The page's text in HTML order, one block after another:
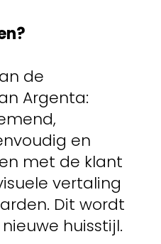
de
Argenta:
en
met de klant
vertaling
Dit wordt
huisstijl.